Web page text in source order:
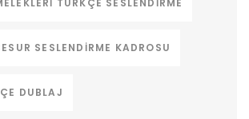
TÜRKÇE SESLENDIRME
SESLENDIRME KADROSU
DUBLAJ